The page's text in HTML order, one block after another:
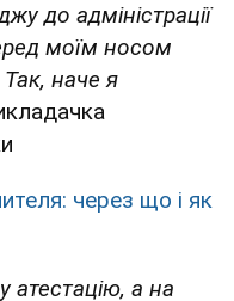
до адміністрації
моїм носом
наче я
через що і як
атестацію, а на